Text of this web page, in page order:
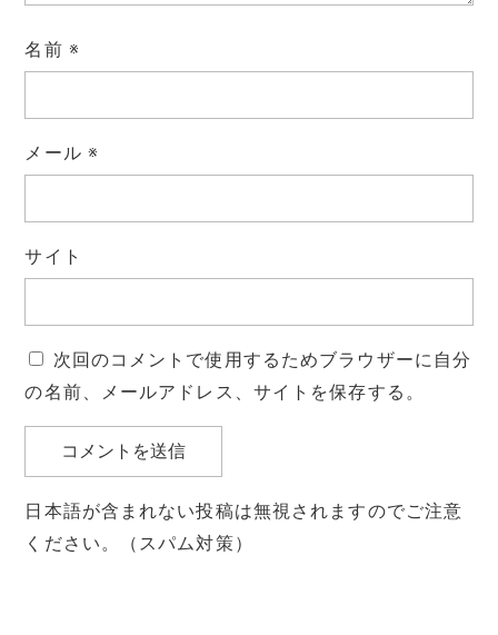
名前 ※
メール ※
サイト
次回のコメントで使用するためブラウザーに自分
の名前、メールアドレス、サイトを保存する。
日本語が含まれない投稿は無視されますのでご注意
ください。（スパム対策）